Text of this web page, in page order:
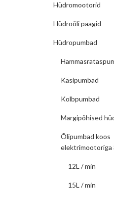
Hüdromootorid
Hüdroõli paagid
Hüdropumbad
Käsipumbad
Kolbpumbad
Margipõhised
Õlipumbad koos
elektrimootoriga
12L / min
15L / min